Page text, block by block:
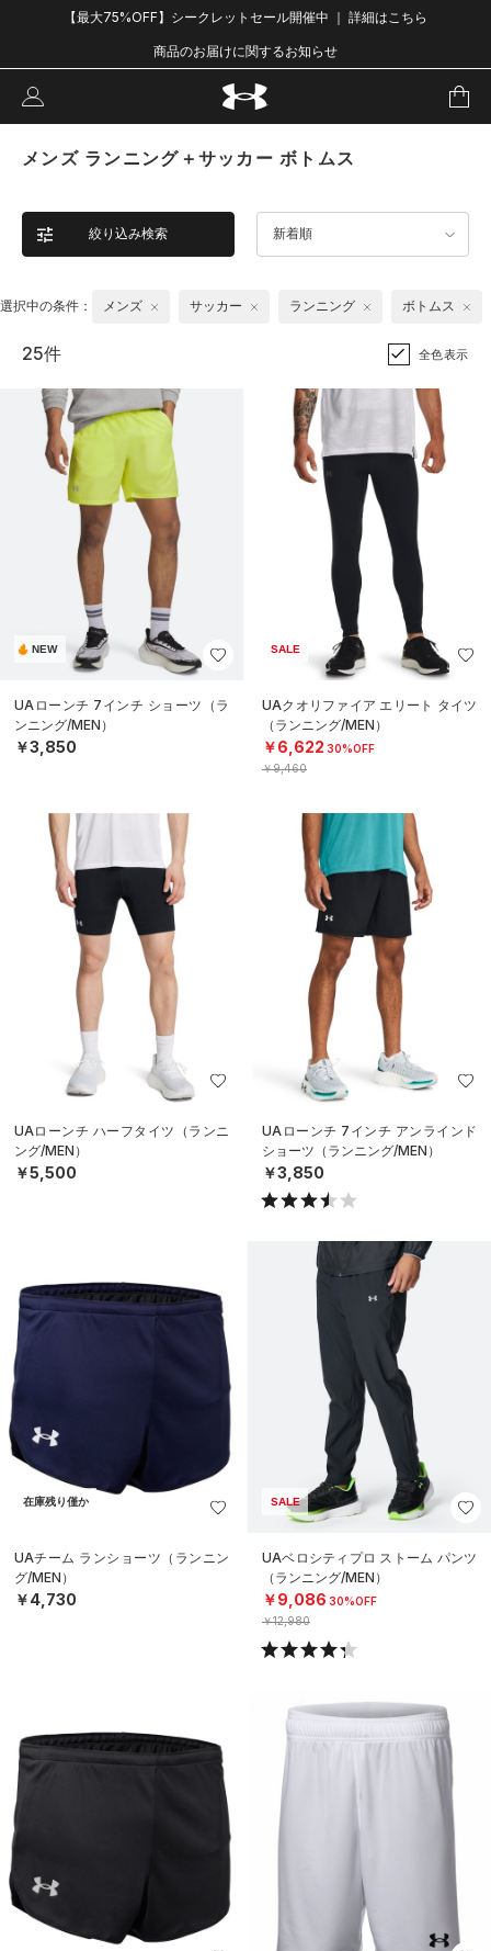
【最大75%OFF】シークレットセール開催中 ｜ 詳細はこちら
商品のお届けに関するお知らせ
メンズ ランニング＋サッカー ボトムス
絞り込み検索 新着順
選択中の条件： メンズ サッカー ランニング ボトムス
25件 全色表示
NEW
UAローンチ 7インチ ショーツ（ラ
ンニング/MEN）
￥3,850
SALE
UAクオリファイア エリート タイツ
（ランニング/MEN）
￥6,622 30%OFF
￥9,460
UAローンチ ハーフタイツ（ランニ
ング/MEN）
￥5,500
UAローンチ 7インチ アンラインド
ショーツ（ランニング/MEN）
￥3,850
在庫残り僅か
UAチーム ランショーツ（ランニン
グ/MEN）
￥4,730
SALE
UAベロシティプロ ストーム パンツ
（ランニング/MEN）
￥9,086 30%OFF
￥12,980